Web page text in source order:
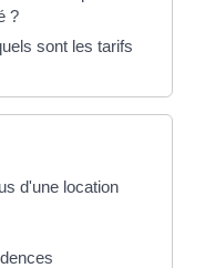
?
sont les tarifs
d'une location